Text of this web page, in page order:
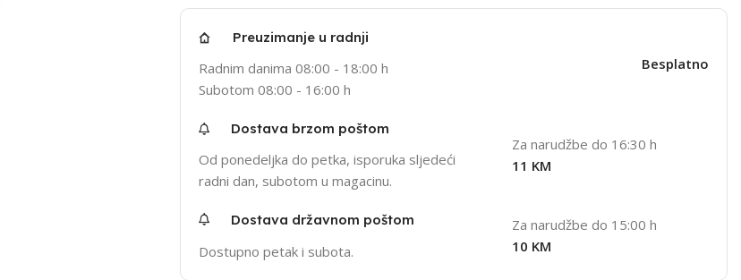
Preuzimanje u radnji
Radnim danima 08:00 - 18:00 h
Subotom 08:00 - 16:00 h
Besplatno
Dostava brzom poštom
Od ponedeljka do petka, isporuka sljedeći
radni dan, subotom u magacinu.
Za narudžbe do 16:30 h
11 KM
Dostava državnom poštom
Dostupno petak i subota.
Za narudžbe do 15:00 h
10 KM